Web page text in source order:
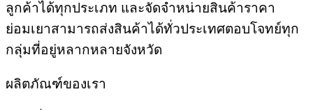
ลูกค้าได้ทุกประเภท และจัดจำหน่ายสินค้าราคา
ย่อมเยาสามารถส่งสินค้าได้ทั่วประเทศตอบโจทย์ทุก
กลุ่มที่อยู่หลากหลายจังหวัด
ผลิตภัณฑ์ของเรา